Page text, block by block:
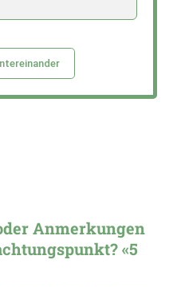
Anmerkungen
«5